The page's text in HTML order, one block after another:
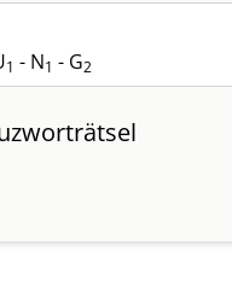
1 - N1 - G2